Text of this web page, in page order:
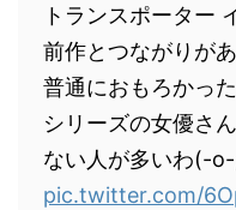
トランスポーター
前作とつながりが
普通におもろかっ
シリーズの女優さ
ない人が多いわ(-
pic.twitter.com/